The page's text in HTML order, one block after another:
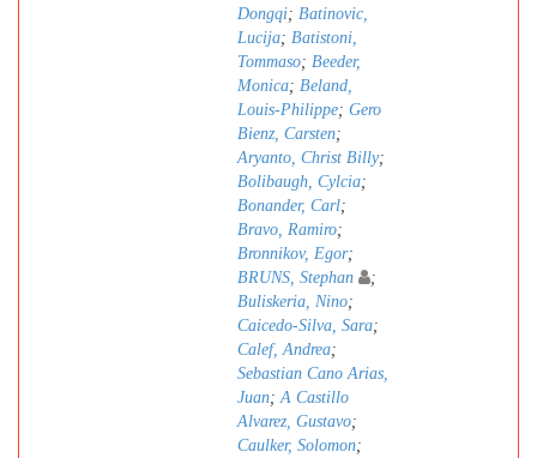
Dongqi; Batinovic,
Lucija; Batistoni,
Tommaso; Beeder,
Monica; Beland,
Louis-Philippe; Gero
Bienz, Carsten;
Aryanto, Christ Billy;
Bolibaugh, Cylcia;
Bonander, Carl;
Bravo, Ramiro;
Bronnikov, Egor;
BRUNS, Stephan
;
Buliskeria, Nino;
Caicedo-Silva, Sara;
Calef, Andrea;
Sebastian Cano Arias,
Juan;A Castillo
Alvarez, Gustavo;
Caulker, Solomon;